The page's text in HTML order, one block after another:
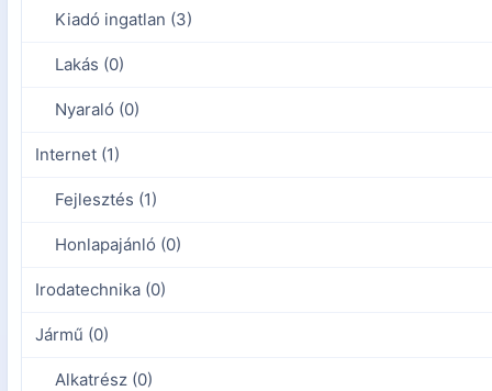
Kiadó ingatlan (3)
Lakás (0)
Nyaraló (0)
Internet (1)
Fejlesztés (1)
Honlapajánló (0)
Irodatechnika (0)
Jármű (0)
Alkatrész (0)